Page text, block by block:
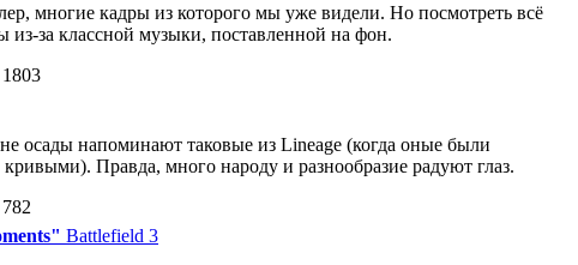
многие кадры из которого мы уже видели. Но посмотреть всё
из-за классной музыки, поставленной на фон.
1803
осады напоминают таковые из Lineage (когда оные были
Правда, много народу и разнообразие радуют глаз.
782
Battlefield 3